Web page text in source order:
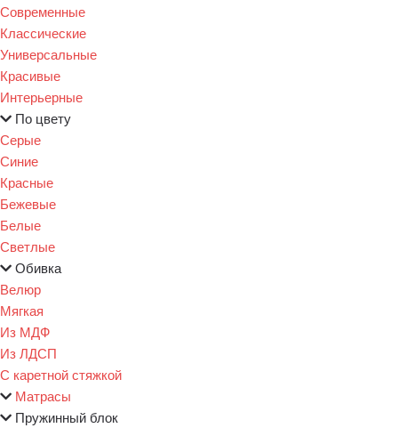
Современные
Классические
Универсальные
Красивые
Интерьерные
По цвету
Серые
Синие
Красные
Бежевые
Белые
Светлые
Обивка
Велюр
Мягкая
Из МДФ
Из ЛДСП
С каретной стяжкой
Матрасы
Пружинный блок